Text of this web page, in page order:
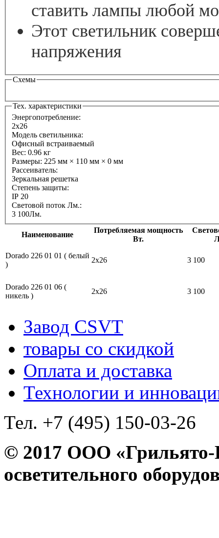
ставить лампы любой
Этот светильник
напряжения
Схемы
Тех. характеристики
Энергопотребление:
2х26
Модель светильника:
Офисный встраиваемый
Вес: 0.96 кг
Размеры: 225 мм × 110 мм × 0 мм
Рассеиватель:
Зеркальная решетка
Степень защиты:
IP 20
Световой поток Лм.:
3 100Лм.
Наименование
Потребляемая мощность
Вт.
Dorado 226 01 01 ( белый
)
2х26 3 100
Dorado 226 01 06 (
никель )
2х26 3 100
Завод CSVT
товары со скидкой
Оплата и доставка
Технологии и
Тел. +7 (495) 150-03-26
© 2017 ООО
осветительного